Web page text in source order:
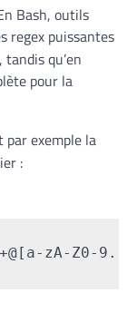
Bash, outils
regex puissantes
qu’en
pour la
par exemple la
:
zA-